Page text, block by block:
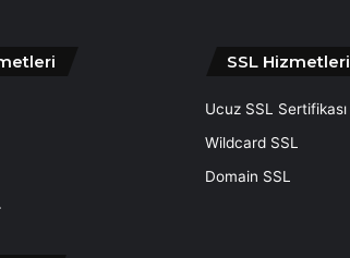
SSL Hizmetleri
Ucuz SSL Sertifikası
Wildcard SSL
Domain SSL